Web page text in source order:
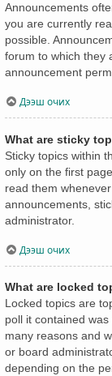
Announcements
you are currently
possible.
forum to which they
announcement
Дээш очих
What are sticky
Sticky topics within
only on the first
read them
announcements,
administrator.
Дээш очих
What are locked
Locked topics are
poll it contained
many reasons and
or board
depending on the